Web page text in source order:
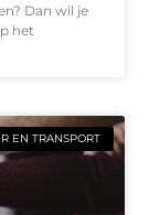
Dan wil je
het
EN TRANSPORT